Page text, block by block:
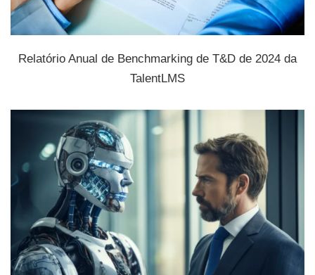
Relatório Anual de Benchmarking de T&D de 2024 da
TalentLMS